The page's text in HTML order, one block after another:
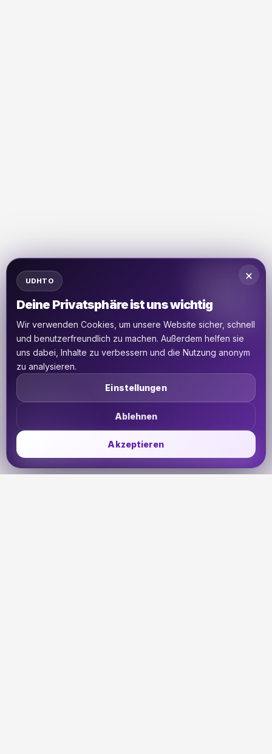
UDHTO
Deine Privatsphäre ist uns wichtig
Wir verwenden Cookies, um unsere Website sicher, schnell
und benutzerfreundlich zu machen. Außerdem helfen sie
uns dabei, Inhalte zu verbessern und die Nutzung anonym
zu analysieren.
Einstellungen
Ablehnen
Akzeptieren
×